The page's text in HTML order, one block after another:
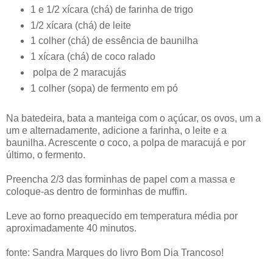
1 e 1/2 xícara (chá) de farinha de trigo
1/2 xícara (chá) de leite
1 colher (chá) de essência de baunilha
1 xícara (chá) de coco ralado
polpa de 2 maracujás
1 colher (sopa) de fermento em pó
Na batedeira, bata a manteiga com o açúcar, os ovos, um a
um e alternadamente, adicione a farinha, o leite e a
baunilha. Acrescente o coco, a polpa de maracujá e por
último, o fermento.
Preencha 2/3 das forminhas de papel com a massa e
coloque-as dentro de forminhas de muffin.
Leve ao forno preaquecido em temperatura média por
aproximadamente 40 minutos.
fonte: Sandra Marques do livro Bom Dia Trancoso!